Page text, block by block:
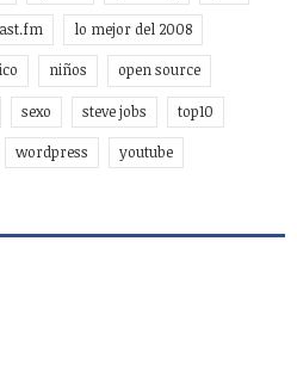
lo mejor del 2008
niños open source
sexo steve jobs top10
wordpress youtube